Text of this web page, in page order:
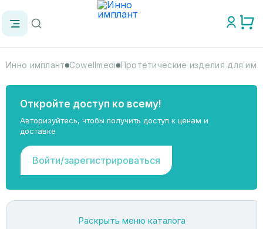
Инно имплант Cowellmedi Протетические изделия для
Откройте доступ ко всему!
Авторизуйтесь, чтобы получить доступ к ценам и
доставке
Войти/зарегистрироваться
Раскрыть меню каталога